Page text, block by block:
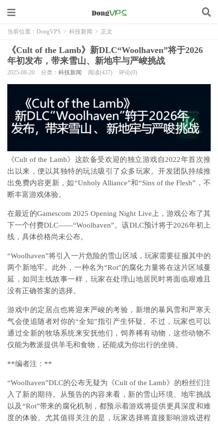
当前位置： DongVPS > 科技新闻 > 正文
《Cult of the Lamb》新DLC“Woolhaven”将于2026
年初发布，带来雪山、新地牢与严峻挑战
2025-08-20 分类： 科技新闻 阅读(437) 评论(0)
《Cult of the Lamb》这款备受欢迎的独立游戏自2022年首次推
出以来，便以其独特的玩法吸引了众多玩家。开发团队持续推
出免费内容更新，如“Unholy Alliance”和“Sins of the Flesh”，不
断丰富游戏体验。
在最近的Gamescom 2025 Opening Night Live上，游戏公布了其
下一个付费DLC——“Woolhaven”。该DLC预计将于2026年初上
线，具体价格尚未公布。
“Woolhaven”将引入一片危险的雪山区域，玩家需要征服其中的
两个新地牢。此外，一种名为“Rot”的腐化力量将在这片区域蔓
延，如同主线故事一样，玩家在处理山地居民时将面临艰难且
没有正确答案的选择。
游戏中的定居点也将迎来严峻的考验，新增的暴风雪和严寒天
气会使追随者对你的“全知”指引产生怀疑。不过，玩家也可以
通过全新的牧场系统来安抚他们，饲养稀有动物，这些动物不
仅能为教派提供羊毛和食物，还能成为你出行的坐骑。
**编者注：**
“Woolhaven”DLC的公布无疑为《Cult of the Lamb》的粉丝们注
入了新的期待。从预告的内容来看，新的雪山环境、地牢挑战
以及“Rot”带来的腐化机制，都预示着游戏将提供更具深度和难
度的体验。尤其值得关注的是，玩家选择将直接影响游戏进程